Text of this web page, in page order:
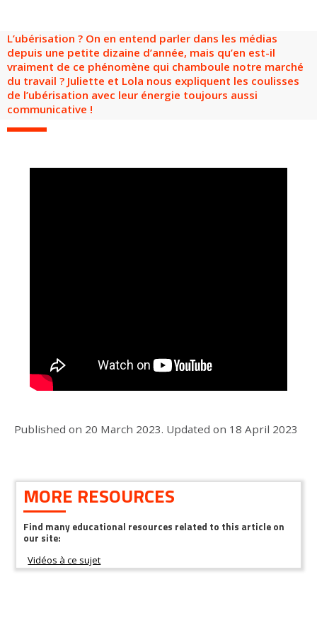
L’ubérisation ? On en entend parler dans les médias
depuis une petite dizaine d’année, mais qu’en est-il
vraiment de ce phénomène qui chamboule notre marché
du travail ? Juliette et Lola nous expliquent les coulisses
de l’ubérisation avec leur énergie toujours aussi
communicative !
Published on 20 March 2023. Updated on 18 April 2023
MORE RESOURCES
Find many educational resources related to this article on
our site: